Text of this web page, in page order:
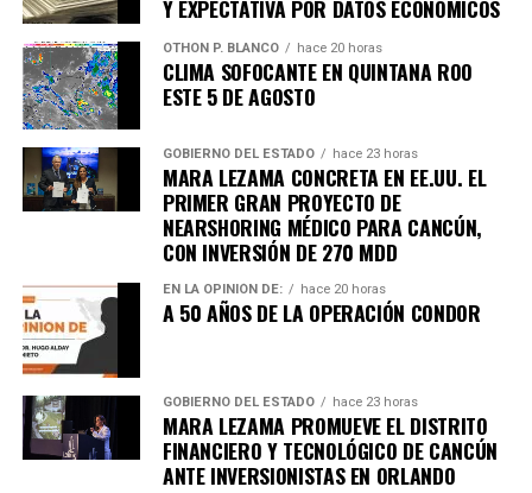
importantes de Quintana Roo directamente
en tu teléfono.
Y EXPECTATIVA POR DATOS ECONÓMICOS
OTHON P. BLANCO hace 20 horas
CLIMA SOFOCANTE EN QUINTANA ROO
ESTE 5 DE AGOSTO
GOBIERNO DEL ESTADO hace 23 horas
MARA LEZAMA CONCRETA EN EE.UU. EL
PRIMER GRAN PROYECTO DE
NEARSHORING MÉDICO PARA CANCÚN,
CON INVERSIÓN DE 270 MDD
EN LA OPINIÓN DE: hace 20 horas
A 50 AÑOS DE LA OPERACIÓN CONDOR
GOBIERNO DEL ESTADO hace 23 horas
MARA LEZAMA PROMUEVE EL DISTRITO
FINANCIERO Y TECNOLÓGICO DE CANCÚN
ANTE INVERSIONISTAS EN ORLANDO